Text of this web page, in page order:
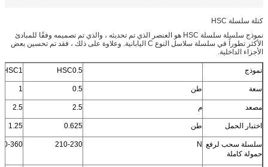
كتلة سلسلة HSC
نموذج سلسلة سلسلة HSC هو العنصر الذي تم تحديثه ، والذي تم تصميمه وفقًا للمبادئ
الأكثر تطوراً في سلسلة سلاسل النوع C اليابانية. وعلاوة على ذلك ، فقد تم تحسين بعض
الأجزاء الداخلية.
نموذج HSC0.5
HSC1
سعة طن 0.5
1
مصعد م 2.5
2.5
اختبار الحمل طن 0.625
1.25
سلسلة سحب لرفع
حمولة كاملة
N
210-230
360